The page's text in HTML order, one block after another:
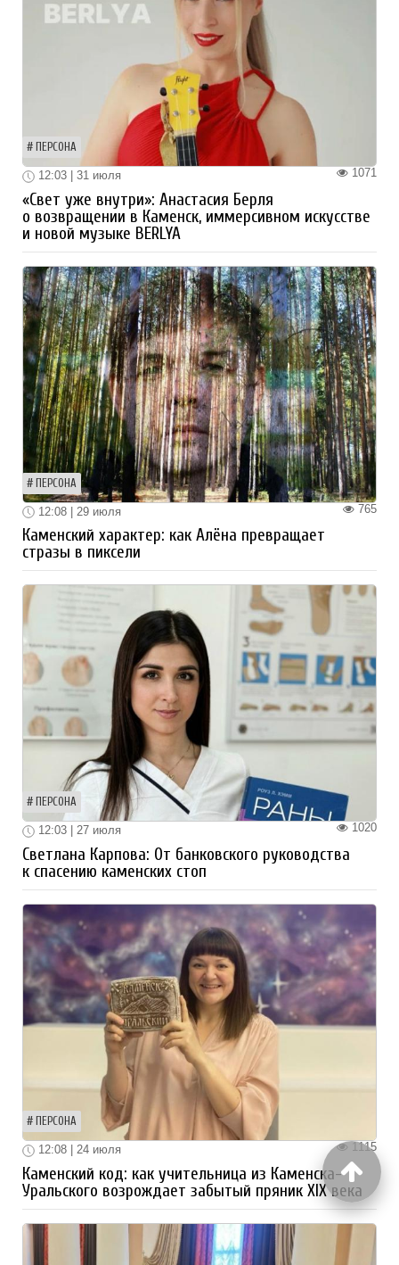
ПЕРСОНА
1071
12:03 | 31 июля
«Свет уже внутри»: Анастасия Берля
о возвращении в Каменск, иммерсивном искусстве
и новой музыке BERLYA
ПЕРСОНА
765
12:08 | 29 июля
Каменский характер: как Алёна превращает
стразы в пиксели
ПЕРСОНА
1020
12:03 | 27 июля
Светлана Карпова: От банковского руководства
к спасению каменских стоп
ПЕРСОНА
1115
12:08 | 24 июля
Каменский код: как учительница из Каменска-
Уральского возрождает забытый пряник XIX века